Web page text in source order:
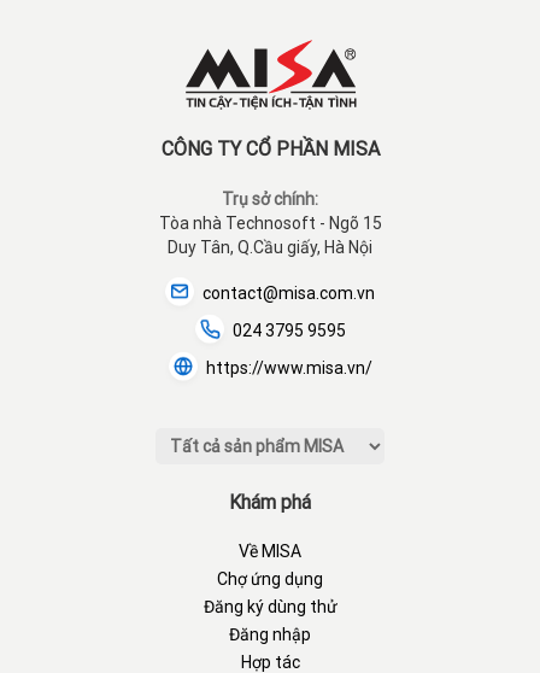
CÔNG TY CỔ PHẦN MISA
Trụ sở chính:
Tòa nhà Technosoft - Ngõ 15
Duy Tân, Q.Cầu giấy, Hà Nội
contact@misa.com.vn
024 3795 9595
https://www.misa.vn/
Khám phá
Về MISA
Chợ ứng dụng
Đăng ký dùng thử
Đăng nhập
Hợp tác